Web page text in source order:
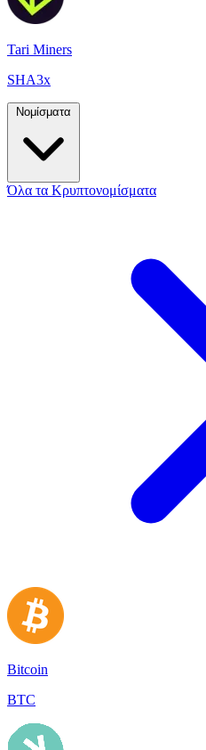
Tari Miners
SHA3x
Νομίσματα
Όλα τα Κρυπτονομίσματα
Bitcoin
BTC